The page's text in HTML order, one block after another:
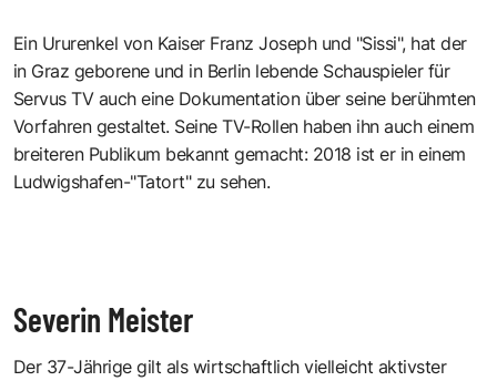
Ein Ururenkel von Kaiser Franz Joseph und "Sissi", hat der
in Graz geborene und in Berlin lebende Schauspieler für
Servus TV auch eine Dokumentation über seine berühmten
Vorfahren gestaltet. Seine TV-Rollen haben ihn auch einem
breiteren Publikum bekannt gemacht: 2018 ist er in einem
Ludwigshafen-"Tatort" zu sehen.
Severin Meister
Der 37-Jährige gilt als wirtschaftlich vielleicht aktivster